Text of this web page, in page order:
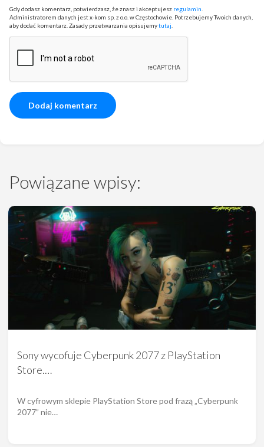
Gdy dodasz komentarz, potwierdzasz, że znasz i akceptujesz regulamin
Administratorem danych jest x-kom sp. z o.o. w Częstochowie. Potrzebujemy Twoich danych,
aby dodać komentarz. Zasady przetwarzania opisujemytutaj
Powiązane wpisy:
Sony wycofuje Cyberpunk 2077 z PlayStation
Store.…
W cyfrowym sklepie PlayStation Store pod frazą „Cyberpunk
2077” nie…